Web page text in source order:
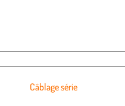
Câblage série